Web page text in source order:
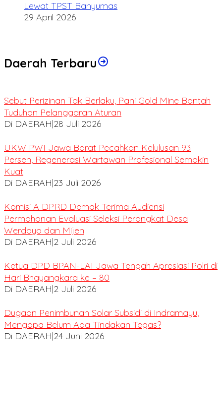
Lewat TPST Banyumas
29 April 2026
Daerah Terbaru
Sebut Perizinan Tak Berlaku, Pani Gold Mine Bantah
Tuduhan Pelanggaran Aturan
Di DAERAH|28 Juli 2026
UKW PWI Jawa Barat Pecahkan Kelulusan 93
Persen, Regenerasi Wartawan Profesional Semakin
Kuat
Di DAERAH|23 Juli 2026
Komisi A DPRD Demak Terima Audiensi
Permohonan Evaluasi Seleksi Perangkat Desa
Werdoyo dan Mijen
Di DAERAH|2 Juli 2026
Ketua DPD BPAN-LAI Jawa Tengah Apresiasi Polri di
Hari Bhayangkara ke – 80
Di DAERAH|2 Juli 2026
Dugaan Penimbunan Solar Subsidi di Indramayu,
Mengapa Belum Ada Tindakan Tegas?
Di DAERAH|24 Juni 2026